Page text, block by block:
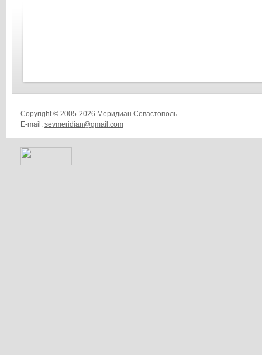
Copyright © 2005-2026 Меридиан Севастополь
E-mail: sevmeridian@gmail.com